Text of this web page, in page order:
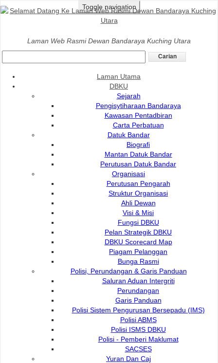
Toggle navigation
Laman Web Rasmi Dewan Bandaraya Kuching Utara
Laman Utama
DBKU
Sejarah
Pengisytiharaan Bandaraya
Kawasan Pentadbiran
Carta Perbatuan
Datuk Bandar
Biografi
Mantan Datuk Bandar
Perutusan Datuk Bandar
Organisasi
Perutusan Pengarah
Struktur Organisasi
Ahli Dewan
Visi & Misi
Fungsi DBKU
Pelan Strategik DBKU
DBKU Scorecard Map
Piagam Pelanggan
Bunga Rasmi
Polisi, Perundangan & Garis Panduan
Saluran Aduan Intergriti
Perundangan
Garis Panduan
Polisi Sistem Pengurusan Bersepadu (IMS)
Polisi ABMS
Polisi ISMS DBKU
Polisi - Pemberi Maklumat
SACSES
Yuran Dan Caj
Laman Utama>Komuniti> Perpustakaan Bandaraya
PERPUSTAKAAN BANDARAYAKU
PENGENALAN
Perpustakaan Bandaraya
Lokasi, Alamat & Waktu Operasi
Perkhidmatan Pinjaman Antara Perpustakaan
Aktiviti-Aktiviti